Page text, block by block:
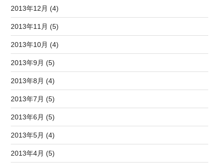
2013年12月 (4)
2013年11月 (5)
2013年10月 (4)
2013年9月 (5)
2013年8月 (4)
2013年7月 (5)
2013年6月 (5)
2013年5月 (4)
2013年4月 (5)